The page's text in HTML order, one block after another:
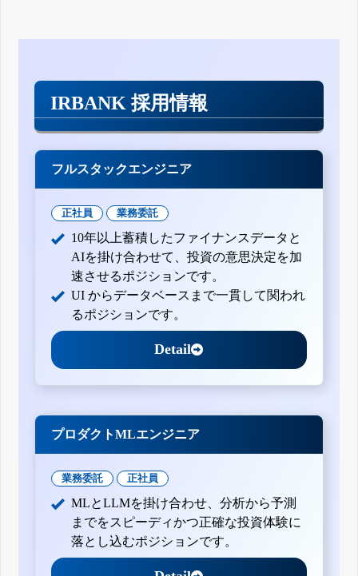
IRBANK 採用情報
フルスタックエンジニア
正社員 業務委託
10年以上蓄積したファイナンスデータと
AIを掛け合わせて、投資の意思決定を加
速させるポジションです。
UI からデータベースまで一貫して関われ
るポジションです。
Detail
プロダクトMLエンジニア
業務委託 正社員
MLとLLMを掛け合わせ、分析から予測
までをスピーディかつ正確な投資体験に
落とし込むポジションです。